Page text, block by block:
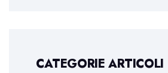
CATEGORIE ARTICOLI